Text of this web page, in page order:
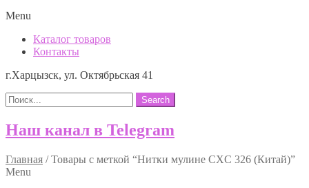
Menu
Каталог товаров
Контакты
г.Харцызск, ул. Октябрьская 41
Search
Наш канал в Telegram
Главная /Товары с меткой “Нитки мулине CXC 326 (Китай)”
Menu